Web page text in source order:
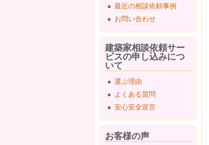
最近の相談依頼事例
お問い合わせ
建築家相談依頼サー
ビスの申し込みにつ
いて
選ぶ理由
よくある質問
安心安全宣言
お客様の声